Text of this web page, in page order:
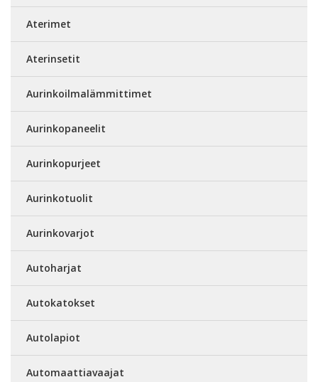
Aterimet
Aterinsetit
Aurinkoilmalämmittimet
Aurinkopaneelit
Aurinkopurjeet
Aurinkotuolit
Aurinkovarjot
Autoharjat
Autokatokset
Autolapiot
Automaattiavaajat